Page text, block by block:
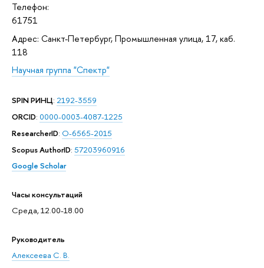
Телефон:
61751
Адрес: Санкт-Петербург, Промышленная улица, 17, каб.
118
Научная группа "Спектр"
SPIN РИНЦ: 2192-3559
ORCID: 0000-0003-4087-1225
ResearcherID: O-6565-2015
Scopus AuthorID: 57203960916
Google Scholar
Часы консультаций
Среда, 12.00-18.00
Руководитель
Алексеева С. В.